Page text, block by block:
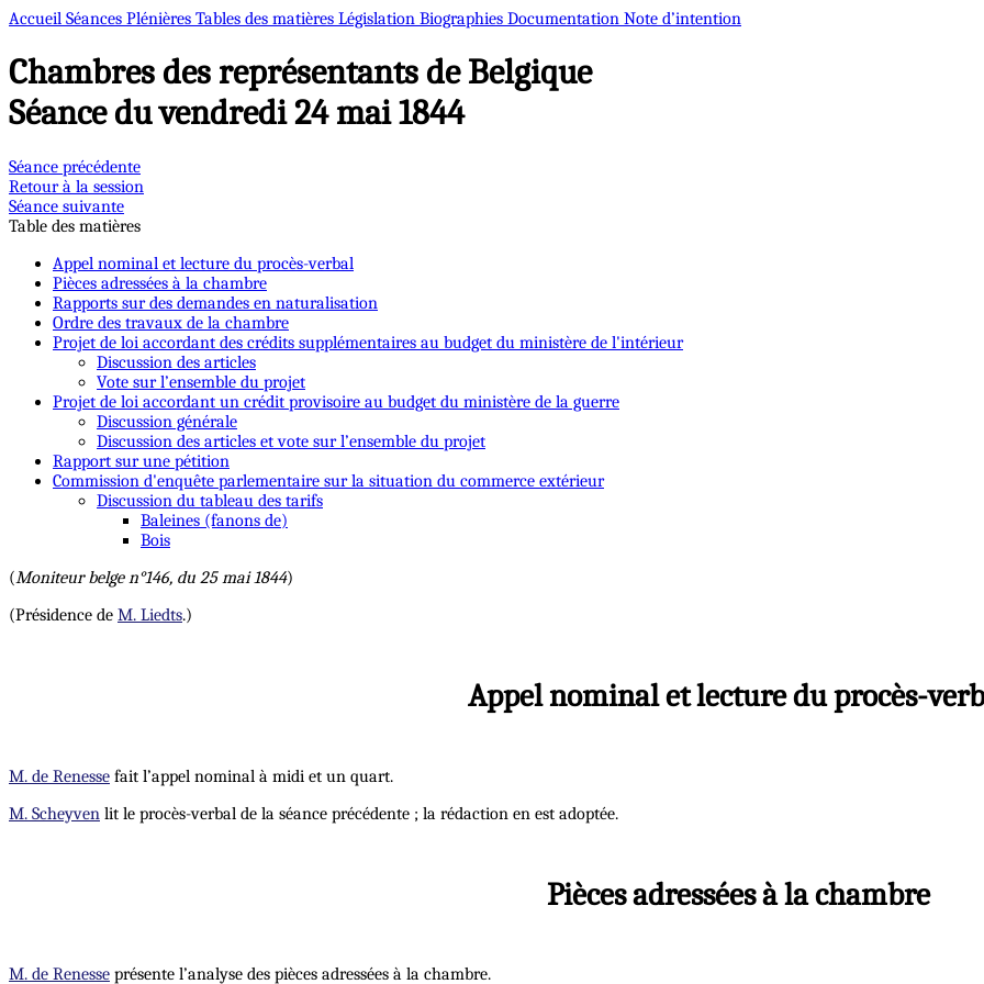
Accueil Séances Plénières Tables des matières Législation Biographies Documentation Note d’intention
Chambres des représentants de Belgique
Séance du vendredi 24 mai 1844
Séance précédente
Retour à la session
Séance suivante
Table des matières
Appel nominal et lecture du procès-verbal
Pièces adressées à la chambre
Rapports sur des demandes en naturalisation
Ordre des travaux de la chambre
Projet de loi accordant des crédits supplémentaires au budget du ministère de l'intérieur
Discussion des articles
Vote sur l’ensemble du projet
Projet de loi accordant un crédit provisoire au budget du ministère de la guerre
Discussion générale
Discussion des articles et vote sur l’ensemble du projet
Rapport sur une pétition
Commission d'enquête parlementaire sur la situation du commerce extérieur
Discussion du tableau des tarifs
Baleines (fanons de)
Bois
(Moniteur belge n°146, du 25 mai 1844)
(Présidence de M. Liedts.)
Appel nominal et lecture du procès-
M. de Renesse fait l’appel nominal à midi et un quart.
M. Scheyven lit le procès-verbal de la séance précédente ; la rédaction en est adoptée.
Pièces adressées à la chambre
M. de Renesse présente l’analyse des pièces adressées à la chambre.